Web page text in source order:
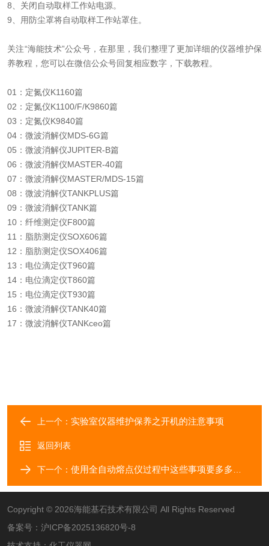
8、关闭自动取样工作站电源。
9、用防尘罩将自动取样工作站罩住。
关注“海能技术”公众号，在那里，我们整理了更加详细的仪器维护保
养教程，您可以在微信公众号回复相应数字，下载教程。
01：定氮仪K1160篇
02：定氮仪K1100/F/K9860篇
03：定氮仪K9840篇
04：微波消解仪MDS-6G篇
05：微波消解仪JUPITER-B篇
06：微波消解仪MASTER-40篇
07：微波消解仪MASTER/MDS-15篇
08：微波消解仪TANKPLUS篇
09：微波消解仪TANK篇
10：纤维测定仪F800篇
11：脂肪测定仪SOX606篇
12：脂肪测定仪SOX406篇
13：电位滴定仪T960篇
14：电位滴定仪T860篇
15：电位滴定仪T930篇
16：微波消解仪TANK40篇
17：微波消解仪TANKceo篇
上一个： 实验室仪器维护保养之开机的注意事项
返回列表
下一个： 使用全自动熔点仪过程中这些事项要多多注意！
Copyright © 2026海能基石技术有限公司 All Rights Reserved
备案号： 沪ICP备2025136820号-8